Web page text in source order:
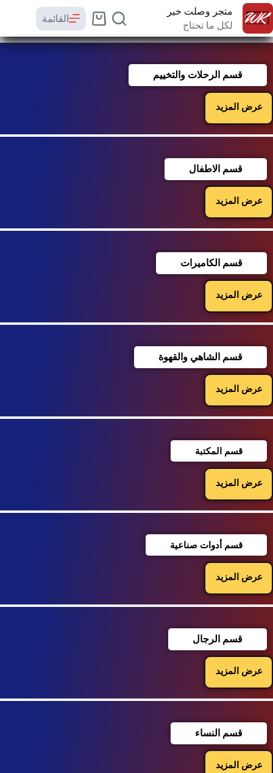
متجر وصلت خير
لكل ما تحتاج
القائمة
قسم الرحلات والتخييم
عرض المزيد
قسم الاطفال
عرض المزيد
قسم الكاميرات
عرض المزيد
قسم الشاهي والقهوة
عرض المزيد
قسم المكتبة
عرض المزيد
قسم أدوات صناعية
عرض المزيد
قسم الرجال
عرض المزيد
قسم النساء
عرض المزيد